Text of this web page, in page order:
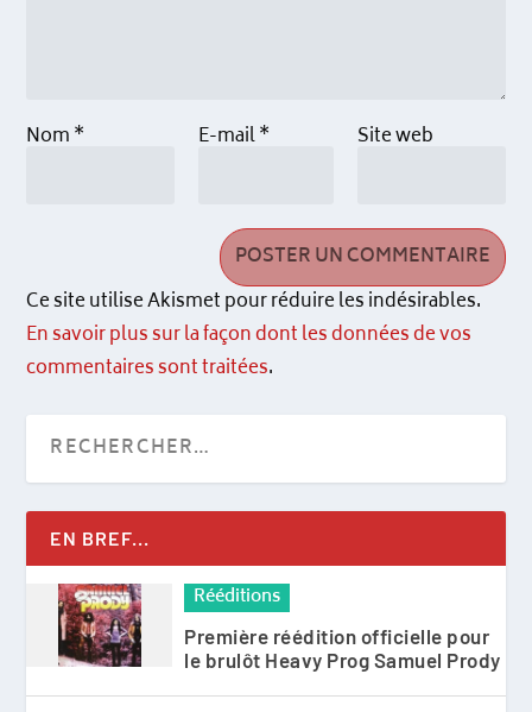
Nom* E-mail* Site web
Ce site utilise Akismet pour réduire les indésirables.
En savoir plus sur la façon dont les données de vos
commentaires sont traitées.
EN BREF...
Rééditions
Première réédition officielle pour
le brulôt Heavy Prog Samuel Prody